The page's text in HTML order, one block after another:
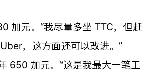
加元。“我尽量多坐 TTC，但赶
，这方面还可以改进。”
650 加元。“这是我最大一笔工